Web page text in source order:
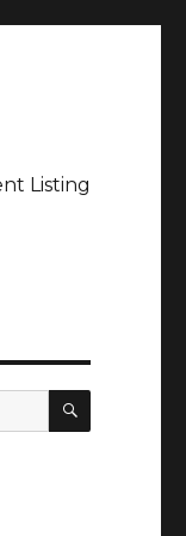
Listing
SEARCH